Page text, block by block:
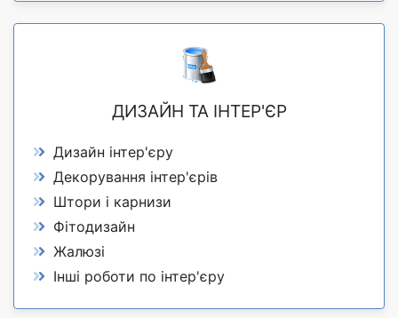
ДИЗАЙН ТА ІНТЕР'ЄР
Дизайн інтер'єру
Декорування інтер'єрів
Штори і карнизи
Фітодизайн
Жалюзі
Інші роботи по інтер'єру